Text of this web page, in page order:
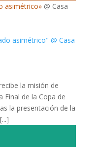
asimétrico» @ Casa
la misión de
Final de la Copa de
la presentación de la